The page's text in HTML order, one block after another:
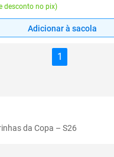
desconto no pix)
Adicionar à sacola
1
da Copa – S26